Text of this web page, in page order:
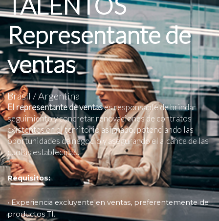
Representante de
ventas
Brasil / Argentina
El representante de ventases responsable de brindar
seguimiento y concretar renovaciones de contratos
existentes en el territorio asignado, potenciando las
oportunidades de negocio y asegurando el alcance de las
cuotas establecidas.
Requisitos:
• Experiencia excluyente en ventas, preferentemente de
productos TI.